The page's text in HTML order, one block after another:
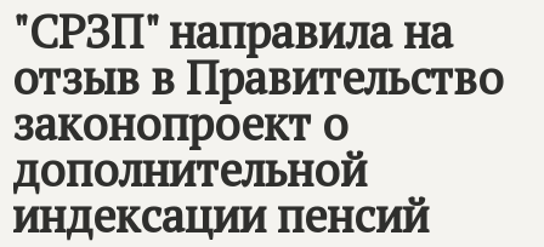
"СРЗП" направила на
отзыв в Правительство
законопроект о
дополнительной
индексации пенсий